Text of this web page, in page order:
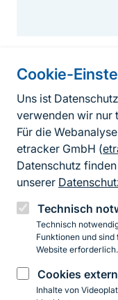
Cookie-
Uns ist
verwenden wir nur
Für die
etracker GmbH (
Datenschutz
unserer
Technisch
Technisch
Funktionen und
Website erforderlich.
Cookies
Inhalte von
Instagram